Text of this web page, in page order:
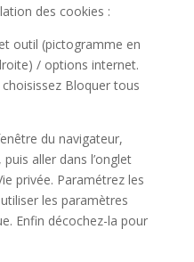
des cookies :
outil (pictogramme en
/ options internet.
Bloquer tous
du navigateur,
aller dans l’onglet
privée. Paramétrez les
les paramètres
Enfin décochez-la pour